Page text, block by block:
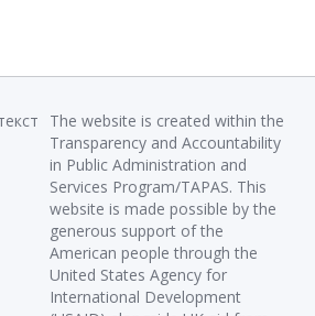
The website is created within the
Transparency and Accountability
in Public Administration and
Services Program/TAPAS. This
website is made possible by the
generous support of the
American people through the
United States Agency for
International Development